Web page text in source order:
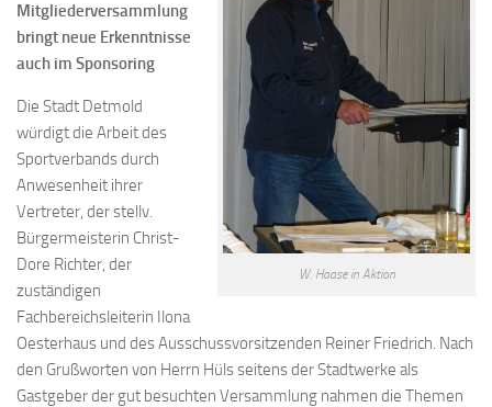
W. Haase in Aktion
Mitgliederversammlung
bringt neue Erkenntnisse
auch im Sponsoring
Die Stadt Detmold
würdigt die Arbeit des
Sportverbands durch
Anwesenheit ihrer
Vertreter, der stellv.
Bürgermeisterin Christ-
Dore Richter, der
zuständigen
Fachbereichsleiterin Ilona
Oesterhaus und des Ausschussvorsitzenden Reiner Friedrich. Nach
den Grußworten von Herrn Hüls seitens der Stadtwerke als
Gastgeber der gut besuchten Versammlung nahmen die Themen